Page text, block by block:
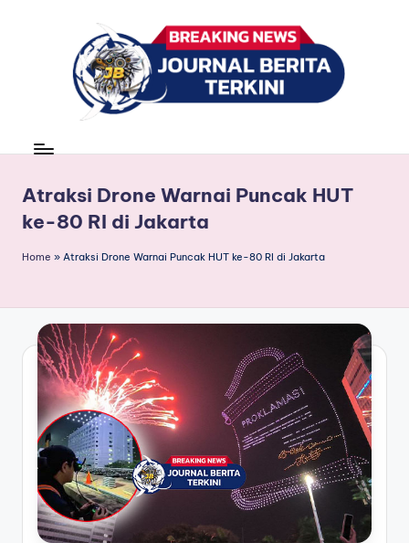
r
n
a
B
e
ri
a
T
e
r
news
Atraksi Drone Warnai Puncak HUT
ke-80 RI di Jakarta
Home » Atraksi Drone Warnai Puncak HUT ke-80 RI di Jakarta